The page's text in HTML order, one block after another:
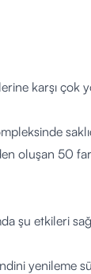
karşı çok
oluşan 50
şu etkileri
yenileme